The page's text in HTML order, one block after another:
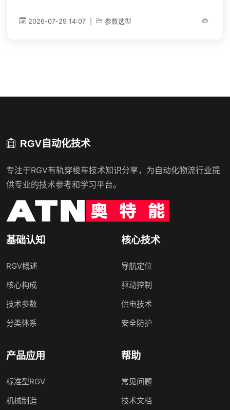
2026-07-29 14:07 参数选型
RGV自动化技术
专注于RGV有轨穿梭车技术知识分享，为自动化物流行业提
供专业的技术参考和学习平台。
基础认知
RGV概述
核心构成
技术参数
分类体系
核心技术
导航定位
驱动控制
供电技术
安全防护
产品应用
标准型RGV
机械制造
帮助
常见问题
技术文档